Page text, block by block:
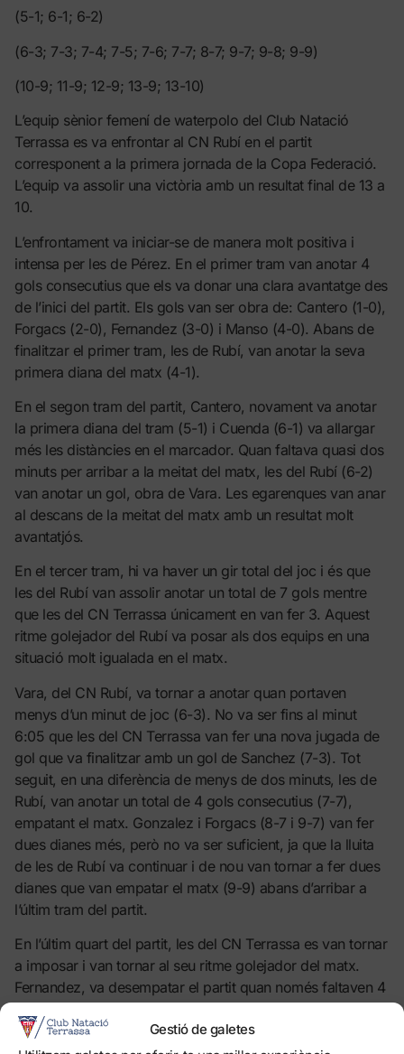
Gestió de galetes
(5-1; 6-1; 6-2)
(6-3; 7-3; 7-4; 7-5; 7-6; 7-7; 8-7; 9-7; 9-8; 9-9)
(10-9; 11-9; 12-9; 13-9; 13-10)
L’equip sènior femení de waterpolo del Club Natació
Terrassa es va enfrontar al CN Rubí en el partit
corresponent a la primera jornada de la Copa Federació.
L’equip va assolir una victòria amb un resultat final de 13 a
10.
L’enfrontament va iniciar-se de manera molt positiva i
intensa per les de Pérez. En el primer tram van anotar 4
gols consecutius que els va donar una clara avantatge des
de l’inici del partit. Els gols van ser obra de: Cantero (1-0),
Forgacs (2-0), Fernandez (3-0) i Manso (4-0). Abans de
finalitzar el primer tram, les de Rubí, van anotar la seva
primera diana del matx (4-1).
En el segon tram del partit, Cantero, novament va anotar
la primera diana del tram (5-1) i Cuenda (6-1) va allargar
més les distàncies en el marcador. Quan faltava quasi dos
minuts per arribar a la meitat del matx, les del Rubí (6-2)
van anotar un gol, obra de Vara. Les egarenques van anar
al descans de la meitat del matx amb un resultat molt
avantatjós.
En el tercer tram, hi va haver un gir total del joc i és que
les del Rubí van assolir anotar un total de 7 gols mentre
que les del CN Terrassa únicament en van fer 3. Aquest
ritme golejador del Rubí va posar als dos equips en una
situació molt igualada en el matx.
Vara, del CN Rubí, va tornar a anotar quan portaven
menys d’un minut de joc (6-3). No va ser fins al minut
6:05 que les del CN Terrassa van fer una nova jugada de
gol que va finalitzar amb un gol de Sanchez (7-3). Tot
seguit, en una diferència de menys de dos minuts, les de
Rubí, van anotar un total de 4 gols consecutius (7-7),
empatant el matx. Gonzalez i Forgacs (8-7 i 9-7) van fer
dues dianes més, però no va ser suficient, ja que la lluita
de les de Rubí va continuar i de nou van tornar a fer dues
dianes que van empatar el matx (9-9) abans d’arribar a
l’últim tram del partit.
En l’últim quart del partit, les del CN Terrassa es van tornar
a imposar i van tornar al seu ritme golejador del matx.
Fernandez, va desempatar el partit quan només faltaven 4
(10-9), el qual va servir per anotar tres gols més i tornar a